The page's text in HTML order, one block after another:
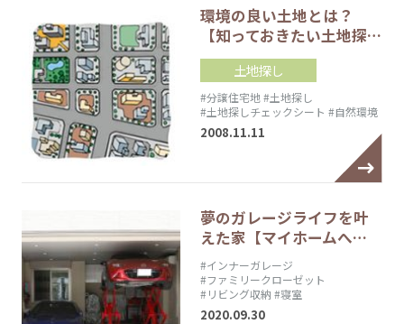
環境の良い土地とは？
【知っておきたい土地探…
土地探し
#分譲住宅地#土地探し
#土地探しチェックシート #自然環境
2008.11.11
夢のガレージライフを叶
えた家【マイホームへ…
#インナーガレージ
#ファミリークローゼット
#リビング収納 #寝室
2020.09.30